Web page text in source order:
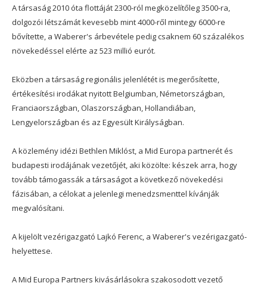
A társaság 2010 óta flottáját 2300-ról megközelítőleg 3500-ra,
dolgozói létszámát kevesebb mint 4000-ről mintegy 6000-re
bővítette, a Waberer's árbevétele pedig csaknem 60 százalékos
növekedéssel elérte az 523 millió eurót.
Eközben a társaság regionális jelenlétét is megerősítette,
értékesítési irodákat nyitott Belgiumban, Németországban,
Franciaországban, Olaszországban, Hollandiában,
Lengyelországban és az Egyesült Királyságban.
A közlemény idézi Bethlen Miklóst, a Mid Europa partnerét és
budapesti irodájának vezetőjét, aki közölte: készek arra, hogy
tovább támogassák a társaságot a következő növekedési
fázisában, a célokat a jelenlegi menedzsmenttel kívánják
megvalósítani.
A kijelölt vezérigazgató Lajkó Ferenc, a Waberer's vezérigazgató-
helyettese.
A Mid Europa Partners kivásárlásokra szakosodott vezető